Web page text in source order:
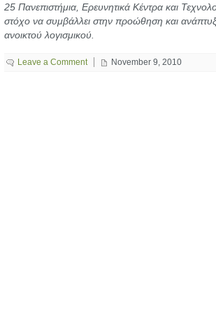
25 Πανεπιστήμια, Ερευνητικά Κέντρα και
στόχο να συμβάλλει στην προώθηση και
ανοικτού λογισμικού.
Leave a Comment November 9, 2010